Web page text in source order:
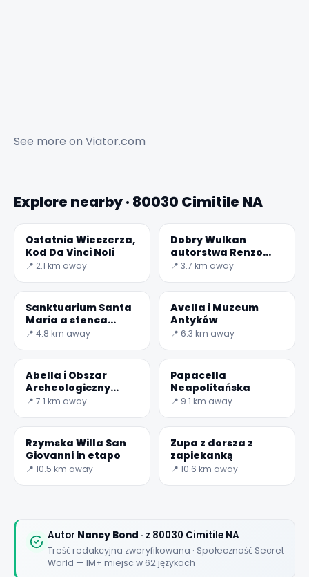
See more on Viator.com
Explore nearby · 80030 Cimitile NA
Ostatnia Wieczerza,
Kod Da Vinci Noli
📍 2.1 km away
Dobry Wulkan
autorstwa Renzo
Piano
📍 3.7 km away
Sanktuarium Santa
Maria a stenca
(Królowa zwycięstw)
📍 4.8 km away
Avella i Muzeum
Antyków
📍 6.3 km away
Abella i Obszar
Archeologiczny
Abella
📍 7.1 km away
Papacella
Neapolitańska
📍 9.1 km away
Rzymska Willa San
Giovanni in etapo
📍 10.5 km away
Zupa z dorsza z
zapiekanką
📍 10.6 km away
Autor Nancy Bond · z 80030 Cimitile NA
Treść redakcyjna zweryfikowana · Społeczność Secret
World — 1M+ miejsc w 62 językach